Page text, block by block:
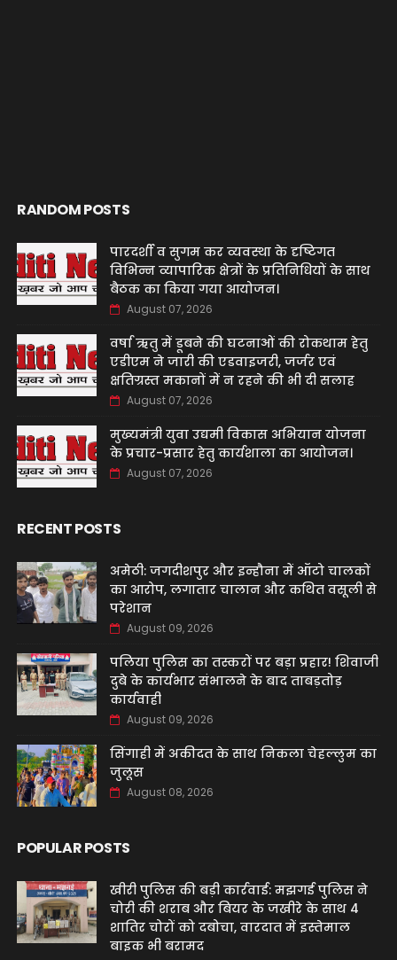
RANDOM POSTS
पारदर्शी व सुगम कर व्यवस्था के दृष्टिगत
विभिन्न व्यापारिक क्षेत्रों के प्रतिनिधियों के साथ
बैठक का किया गया आयोजन।
August 07, 2026
वर्षा ऋतु में डूबने की घटनाओं की रोकथाम हेतु
एडीएम ने जारी की एडवाइजरी, जर्जर एवं
क्षतिग्रस्त मकानों में न रहने की भी दी सलाह
August 07, 2026
मुख्यमंत्री युवा उद्यमी विकास अभियान योजना
के प्रचार-प्रसार हेतु कार्यशाला का आयोजन।
August 07, 2026
RECENT POSTS
अमेठी: जगदीशपुर और इन्हौना में ऑटो चालकों
का आरोप, लगातार चालान और कथित वसूली से
परेशान
August 09, 2026
पलिया पुलिस का तस्करों पर बड़ा प्रहार! शिवाजी
दुबे के कार्यभार संभालने के बाद ताबड़तोड़
कार्यवाही
August 09, 2026
सिंगाही में अकीदत के साथ निकला चेहल्लुम का
जुलूस
August 08, 2026
POPULAR POSTS
खीरी पुलिस की बड़ी कार्रवाई: मझगई पुलिस ने
चोरी की शराब और बियर के जखीरे के साथ 4
शातिर चोरों को दबोचा, वारदात में इस्तेमाल
बाइक भी बरामद